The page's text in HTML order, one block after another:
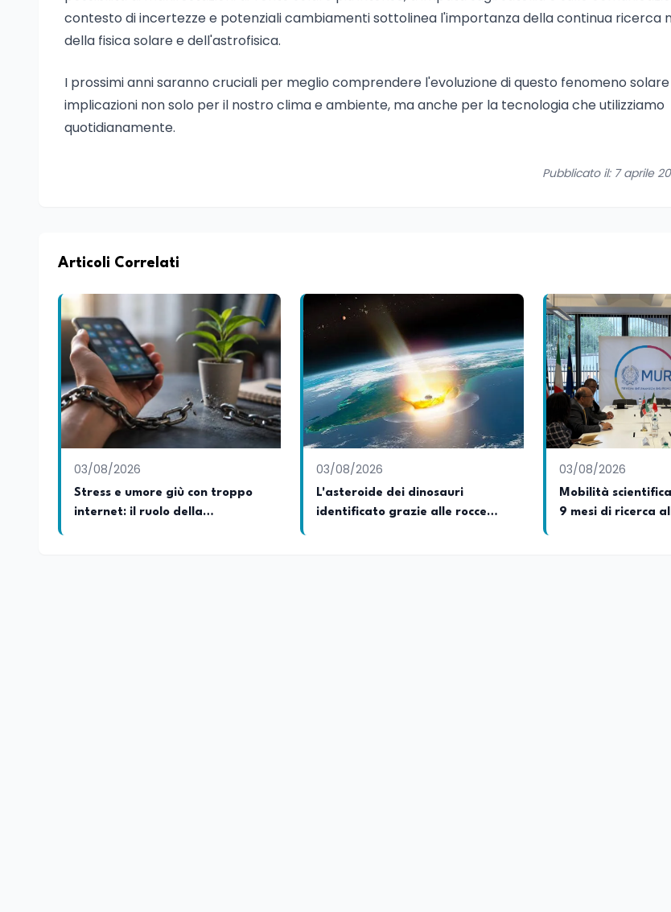
contesto di incertezze e potenziali cambiamenti sottolinea l'importanza della continua ricerca
della fisica solare e dell'astrofisica.
I prossimi anni saranno cruciali per meglio comprendere l'evoluzione di questo fenomeno solare
implicazioni non solo per il nostro clima e ambiente, ma anche per la tecnologia che utilizziamo
quotidianamente.
Pubblicato il: 7 aprile
Articoli Correlati
03/08/2026
Stress e umore giù con troppo
internet: il ruolo della
03/08/2026
L'asteroide dei dinosauri
identificato grazie alle rocce
03/08/2026
Mobilità
9 mesi di ricerca